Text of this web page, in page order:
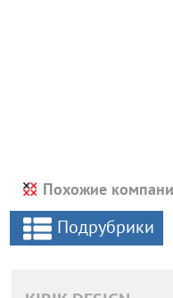
Похожие
Подрубрики